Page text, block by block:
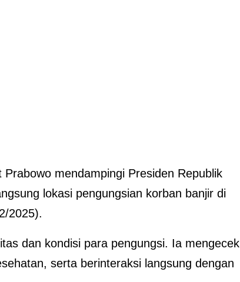
mendampingi Presiden Republik
lokasi pengungsian korban banjir di
2025).
dan kondisi para pengungsi. Ia mengecek
serta berinteraksi langsung dengan